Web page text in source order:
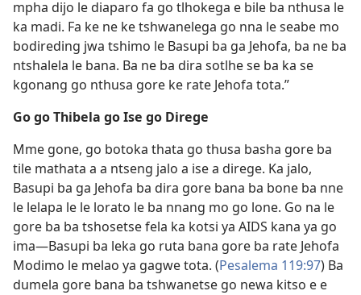
mpha dijo le diaparo fa go tlhokega e bile ba nthusa le
ka madi. Fa ke ne ke tshwanelega go nna le seabe mo
bodireding jwa tshimo le Basupi ba ga Jehofa, ba ne ba
ntshalela le bana. Ba ne ba dira sotlhe se ba ka se
kgonang go nthusa gore ke rate Jehofa tota.”
Go go Thibela go Ise go Direge
Mme gone, go botoka thata go thusa basha gore ba
tile mathata a a ntseng jalo a ise a direge. Ka jalo,
Basupi ba ga Jehofa ba dira gore bana ba bone ba nne
le lelapa le le lorato le ba nnang mo go lone. Go na le
gore ba ba tshosetse fela ka kotsi ya AIDS kana ya go
ima—Basupi ba leka go ruta bana gore ba rate Jehofa
Modimo le melao ya gagwe tota. (Pesalema 119:97) Ba
dumela gore bana ba tshwanetse go newa kitso e e